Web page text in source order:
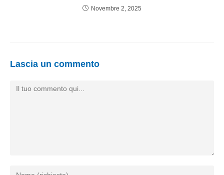
Novembre 2, 2025
Lascia un commento